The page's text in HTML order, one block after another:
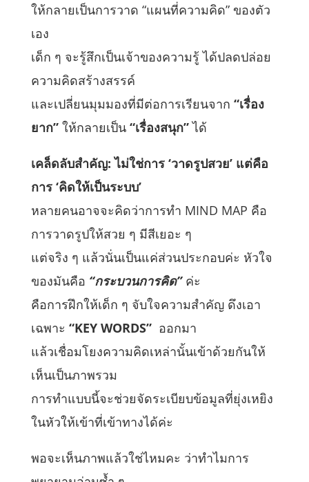
ให้กลายเป็นการวาด “แผนที่ความคิด” ของตัว
เอง
เด็ก ๆ จะรู้สึกเป็นเจ้าของความรู้ ได้ปลดปล่อย
ความคิดสร้างสรรค์
และเปลี่ยนมุมมองที่มีต่อการเรียนจาก “เรื่อง
ยาก”ให้กลายเป็น “เรื่องสนุก”ได้
เคล็ดลับสำคัญ: ไม่ใช่การ ‘วาดรูปสวย’ แต่คือ
การ ‘คิดให้เป็นระบบ’
หลายคนอาจจะคิดว่าการทำ MIND MAP คือ
การวาดรูปให้สวย ๆ มีสีเยอะ ๆ
แต่จริง ๆ แล้วนั่นเป็นแค่ส่วนประกอบค่ะ หัวใจ
ของมันคือ “กระบวนการคิด”ค่ะ
คือการฝึกให้เด็ก ๆ จับใจความสำคัญ ดึงเอา
เฉพาะ “KEY WORDS”ออกมา
แล้วเชื่อมโยงความคิดเหล่านั้นเข้าด้วยกันให้
เห็นเป็นภาพรวม
การทำแบบนี้จะช่วยจัดระเบียบข้อมูลที่ยุ่งเหยิง
ในหัวให้เข้าที่เข้าทางได้ค่ะ
พอจะเห็นภาพแล้วใช่ไหมคะ ว่าทำไมการ